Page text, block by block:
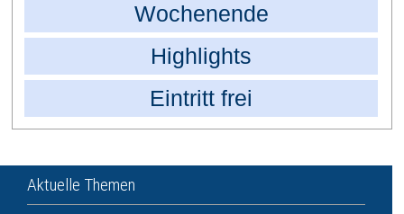
Wochenende
Highlights
Eintritt frei
Aktuelle Themen